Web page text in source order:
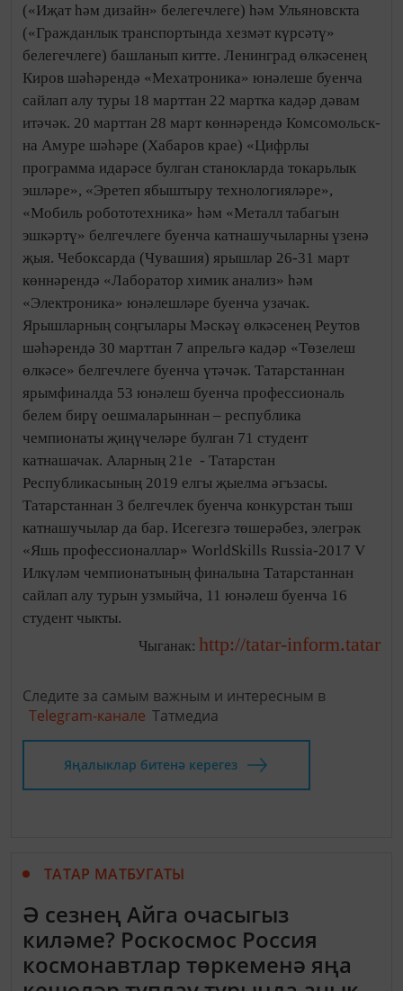
(«Иҗат һәм дизайн» белегечлеге) һәм Ульяновскта
(«Гражданлык транспортында хезмәт күрсәтү»
белегечлеге) башланып китте. Ленинград өлкәсенең
Киров шәһәрендә «Мехатроника» юнәлеше буенча
сайлап алу туры 18 марттан 22 мартка кадәр дәвам
итәчәк. 20 марттан 28 март көннәрендә Комсомольск-
на Амуре шәһәре (Хабаров крае) «Цифрлы
программа идарәсе булган станокларда токарьлык
эшләре», «Эретеп ябыштыру технологияләре»,
«Мобиль робототехника» һәм «Металл табагын
эшкәртү» белгечлеге буенча катнашучыларны үзенә
җыя. Чебоксарда (Чувашия) ярышлар 26-31 март
көннәрендә «Лаборатор химик анализ» һәм
«Электроника» юнәлешләре буенча узачак.
Ярышларның соңгылары Мәскәү өлкәсенең Реутов
шәһәрендә 30 марттан 7 апрельгә кадәр «Төзелеш
өлкәсе» белгечлеге буенча үтәчәк. Татарстаннан
ярымфиналда 53 юнәлеш буенча профессиональ
белем бирү оешмаларыннан – республика
чемпионаты җиңүчеләре булган 71 студент
катнашачак. Аларның 21е - Татарстан
Республикасының 2019 елгы җыелма әгъзасы.
Татарстаннан 3 белгечлек буенча конкурстан тыш
катнашучылар да бар. Исегезгә төшерәбез, элегрәк
«Яшь профессионаллар» WorldSkills Russia-2017 V
Илкүләм чемпионатының финалына Татарстаннан
сайлап алу турын узмыйча, 11 юнәлеш буенча 16
студент чыкты.
Чыганак: http://tatar-inform.tatar
Следите за самым важным и интересным в
Telegram-канале Татмедиа
Яңалыклар битенә керегез
ТАТАР МАТБУГАТЫ
Ә сезнең Айга очасыгыз
киләме? Роскосмос Россия
космонавтлар төркеменә яңа